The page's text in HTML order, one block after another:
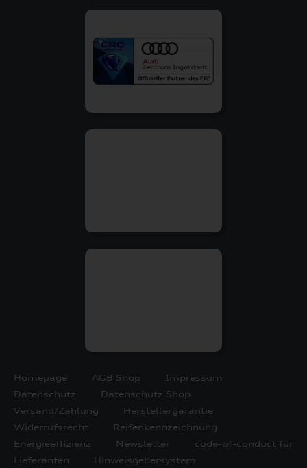
Homepage AGB Shop
Impressum
Datenschutz
Datenschutz Shop
Versand/Zahlung
Herstellergarantie
Widerrufsrecht
Reifenkennzeichnung
Energieeffizienz
Newsletter
code-of-conduct für
Lieferanten
Hinweisgebersystem